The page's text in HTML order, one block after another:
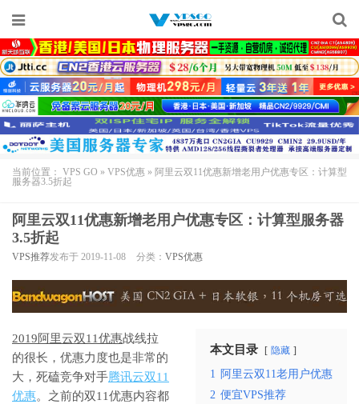
当前位置： VPS GO » VPS优惠 » 阿里云双11优惠新增老用户优惠专区：计算型
服务器3.5折起
阿里云双11优惠新增老用户优惠专区：计算型服务器
3.5折起
VPS推荐发布于 2019-11-08 分类： VPS优惠
本文目录 隐藏
1 阿里云双11老用户优惠
2 便宜VPS推荐
2019阿里云双11优惠战线拉
的很长，优惠力度也是非常的
大，死磕竞争对手腾讯云双11
优惠。之前的双11优惠内容都